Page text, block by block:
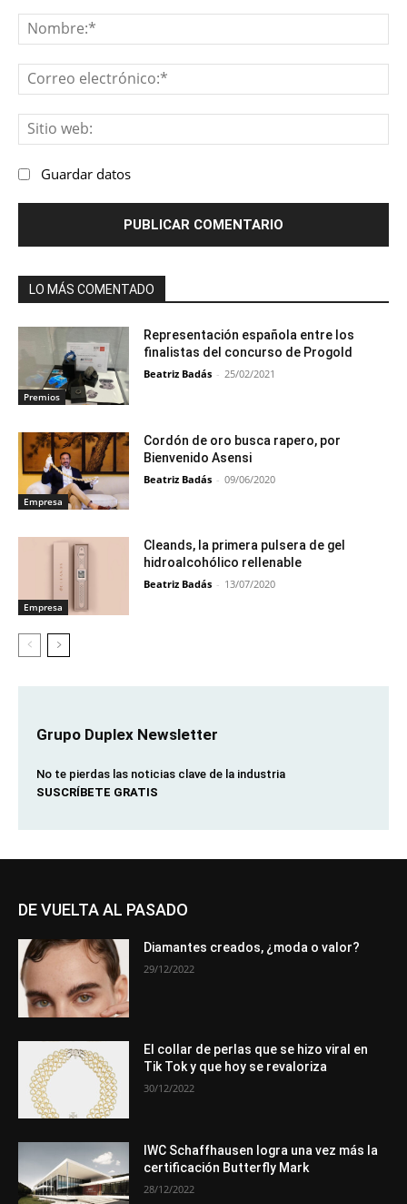
Guardar datos
LO MÁS COMENTADO
Premios
Representación española entre los
finalistas del concurso de Progold
Beatriz Badás - 25/02/2021
Empresa
Cordón de oro busca rapero, por
Bienvenido Asensi
Beatriz Badás - 09/06/2020
Empresa
Cleands, la primera pulsera de gel
hidroalcohólico rellenable
Beatriz Badás - 13/07/2020
Grupo Duplex Newsletter
No te pierdas las noticias clave de la industria
SUSCRÍBETE GRATIS
DE VUELTA AL PASADO
Diamantes creados, ¿moda o valor?
29/12/2022
El collar de perlas que se hizo viral en
Tik Tok y que hoy se revaloriza
30/12/2022
IWC Schaffhausen logra una vez más la
certificación Butterfly Mark
28/12/2022